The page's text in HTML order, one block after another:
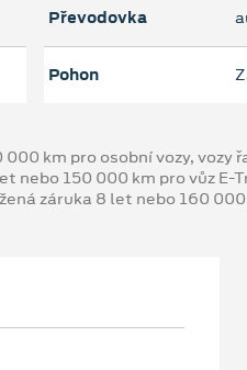
Převodovka
Pohon
km pro osobní vozy,
nebo 150 000 km pro vůz
záruka 8 let nebo 160